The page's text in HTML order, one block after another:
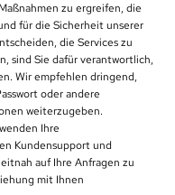
zu ergreifen, die
für die Sicherheit unserer
die Services zu
sind Sie dafür verantwortlich,
Wir empfehlen dringend,
oder andere
weiterzugeben.
Ihre
Kundensupport und
auf Ihre Anfragen zu
mit Ihnen